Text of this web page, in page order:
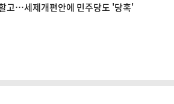
고…세제개편안에 민주당도 '당혹'